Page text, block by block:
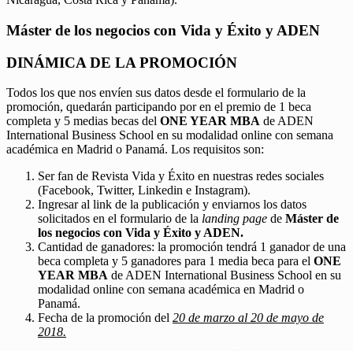
Máster de los negocios con Vida y Éxito y ADEN
DINÁMICA DE LA PROMOCIÓN
Todos los que nos envíen sus datos desde el formulario de la
promoción, quedarán participando por en el premio de 1 beca
completa y 5 medias becas del ONE YEAR MBA de ADEN
International Business School en su modalidad online con semana
académica en Madrid o Panamá. Los requisitos son:
Ser fan de Revista Vida y Éxito en nuestras redes sociales
(Facebook, Twitter, Linkedin e Instagram).
Ingresar al link de la publicación y enviarnos los datos
solicitados en el formulario de la landing page de Máster de
los negocios con Vida y Éxito y ADEN.
Cantidad de ganadores: la promoción tendrá 1 ganador de una
beca completa y 5 ganadores para 1 media beca para el ONE
YEAR MBA de ADEN International Business School en su
modalidad online con semana académica en Madrid o
Panamá.
Fecha de la promoción del 20 de marzo al 20 de mayo de
2018.